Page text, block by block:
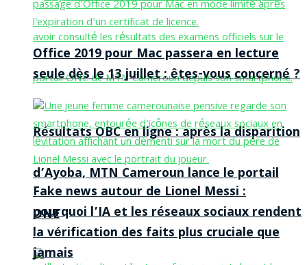
Résultats OBC en ligne : après la disparition
d’Ayoba, MTN Cameroun lance le portail
ONE
Office 2019 pour Mac passera en lecture
seule dès le 13 juillet : êtes-vous concerné ?
Fake news autour de Lionel Messi :
pourquoi l’IA et les réseaux sociaux rendent
la vérification des faits plus cruciale que
jamais